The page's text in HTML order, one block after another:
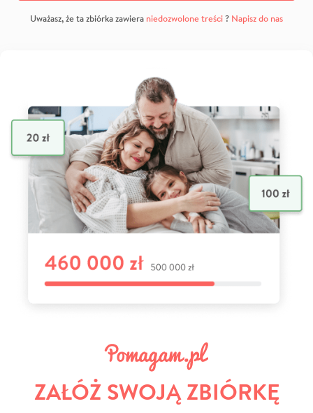
Uważasz, że ta zbiórka zawiera niedozwolone treści? Napisz do nas
ZAŁÓŻ SWOJĄ ZBIÓRKĘ